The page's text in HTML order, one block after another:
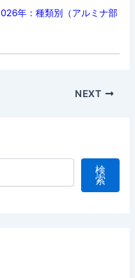
年：種類別（アルミナ部
NEXT
検
索